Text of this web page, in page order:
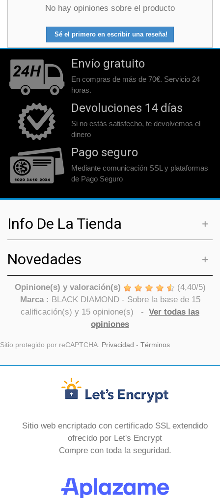
No hay opiniones sobre el producto
Sé el primero en escribir una reseña!
Envío gratuito
En compras de más de 70€. Servicio 24
horas.
Devoluciones 14 días
Si no estás satisfecho, te devolvemos el
dinero
Pago seguro
Mediante comunicación SSL y plataformas
de Pago Seguro
Info De La Tienda
Novedades
Opinione(s) y valoración(s) (4,40/5)
Marca : BLACK DIAMOND- Sobre la base de 15
calificación(s) y 15 opinione(s) - Ver todas las
opiniones
Sitio protegido por reCAPTCHA. Privacidad - Términos
Sitio web encriptado con certificado SSL extendido
ofrecido por Let's Encrypt
Compre con toda la seguridad.